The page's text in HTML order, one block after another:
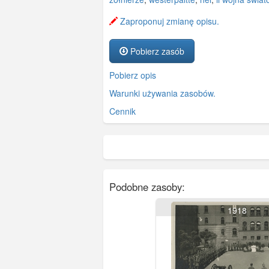
Zaproponuj zmianę opisu.
Pobierz zasób
Pobierz opis
Warunki używania zasobów.
Cennik
Podobne zasoby:
1918